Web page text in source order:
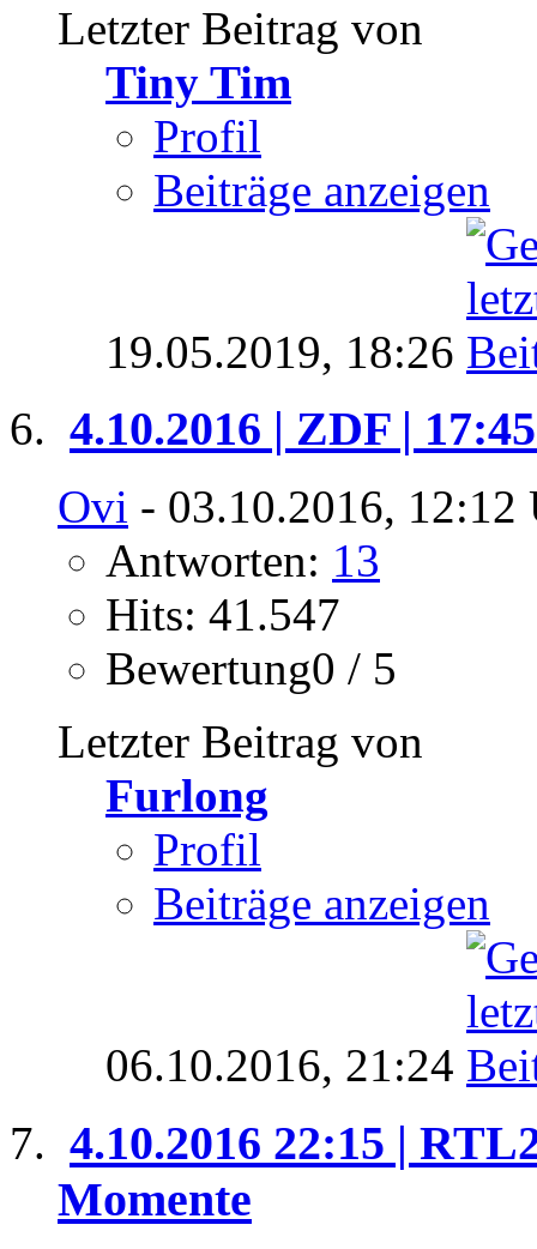
Letzter Beitrag von
Tiny Tim
Profil
Beiträge anzeigen
19.05.2019, 18:26
4.10.2016 | ZDF |
Ovi - 03.10.2016, 12:12
Antworten: 13
Hits: 41.547
Bewertung0 / 5
Letzter Beitrag von
Furlong
Profil
Beiträge anzeigen
06.10.2016, 21:24
4.10.2016 22:15 |
Momente